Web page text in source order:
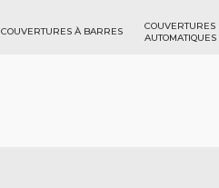
COUVERTURES À BARRES
COUVERTURES
AUTOMATIQUES